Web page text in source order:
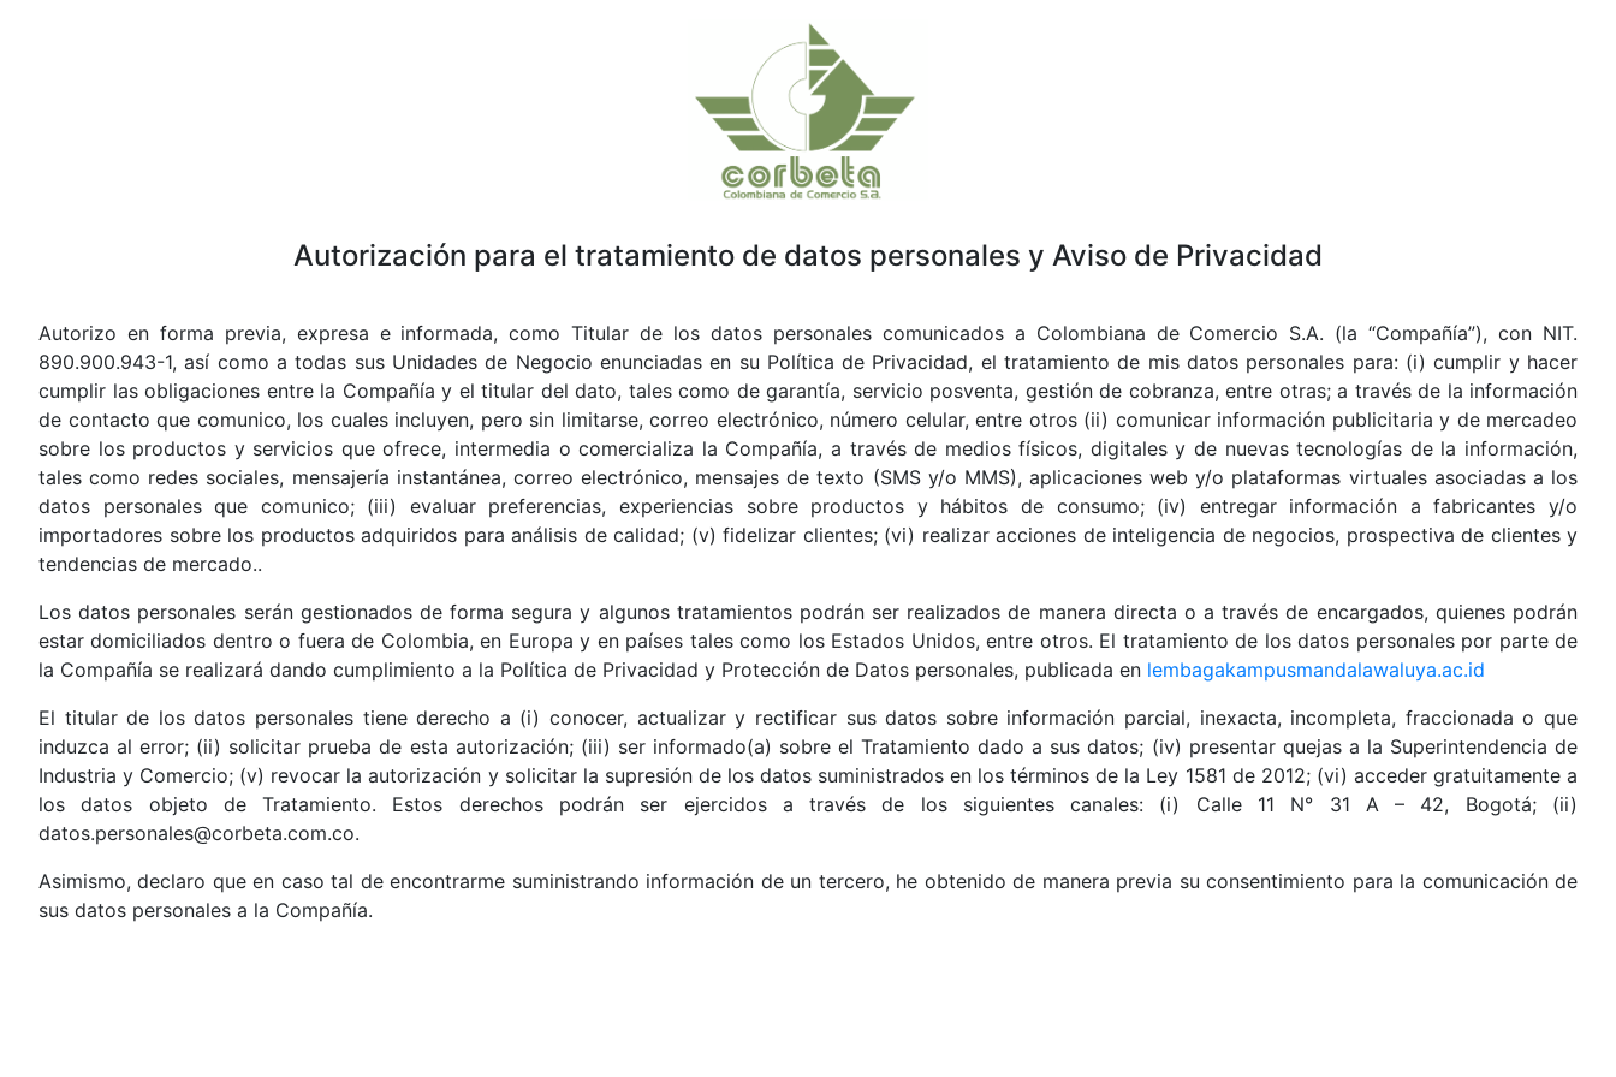
Autorización para el tratamiento de datos personales y Aviso de Privacidad
Autorizo en forma previa, expresa e informada, como Titular de los datos personales comunicados a Colombiana de Comercio S.A. (la “Compañía”), con NIT.
890.900.943-1, así como a todas sus Unidades de Negocio enunciadas en su Política de Privacidad, el tratamiento de mis datos personales para: (i) cumplir y hacer
cumplir las obligaciones entre la Compañía y el titular del dato, tales como de garantía, servicio posventa, gestión de cobranza, entre otras; a través de la información
de contacto que comunico, los cuales incluyen, pero sin limitarse, correo electrónico, número celular, entre otros (ii) comunicar información publicitaria y de mercadeo
sobre los productos y servicios que ofrece, intermedia o comercializa la Compañía, a través de medios físicos, digitales y de nuevas tecnologías de la información,
tales como redes sociales, mensajería instantánea, correo electrónico, mensajes de texto (SMS y/o MMS), aplicaciones web y/o plataformas virtuales asociadas a los
datos personales que comunico; (iii) evaluar preferencias, experiencias sobre productos y hábitos de consumo; (iv) entregar información a fabricantes y/o
importadores sobre los productos adquiridos para análisis de calidad; (v) fidelizar clientes; (vi) realizar acciones de inteligencia de negocios, prospectiva de clientes y
tendencias de mercado..
Los datos personales serán gestionados de forma segura y algunos tratamientos podrán ser realizados de manera directa o a través de encargados, quienes podrán
estar domiciliados dentro o fuera de Colombia, en Europa y en países tales como los Estados Unidos, entre otros. El tratamiento de los datos personales por parte de
la Compañía se realizará dando cumplimiento a la Política de Privacidad y Protección de Datos personales, publicada en lembagakampusmandalawaluya.ac.id
El titular de los datos personales tiene derecho a (i) conocer, actualizar y rectificar sus datos sobre información parcial, inexacta, incompleta, fraccionada o que
induzca al error; (ii) solicitar prueba de esta autorización; (iii) ser informado(a) sobre el Tratamiento dado a sus datos; (iv) presentar quejas a la Superintendencia de
Industria y Comercio; (v) revocar la autorización y solicitar la supresión de los datos suministrados en los términos de la Ley 1581 de 2012; (vi) acceder gratuitamente a
los datos objeto de Tratamiento. Estos derechos podrán ser ejercidos a través de los siguientes canales: (i) Calle 11 N° 31 A – 42, Bogotá; (ii)
datos.personales@corbeta.com.co.
Asimismo, declaro que en caso tal de encontrarme suministrando información de un tercero, he obtenido de manera previa su consentimiento para la comunicación de
sus datos personales a la Compañía.